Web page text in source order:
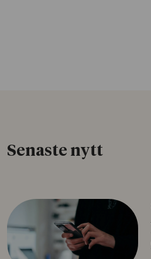
Senaste nytt